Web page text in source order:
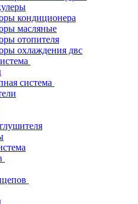
кондиционера
масляные
отопителя
охлаждения двс
система